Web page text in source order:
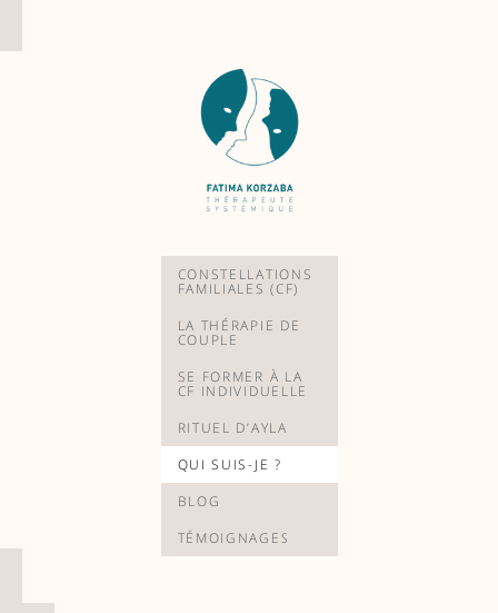
au
CONSTELLATIONS
FAMILIALES (CF)
LA THÉRAPIE DE
COUPLE
SE FORMER À LA
CF INDIVIDUELLE
RITUEL D’AYLA
QUI SUIS-JE ?
BLOG
TÉMOIGNAGES